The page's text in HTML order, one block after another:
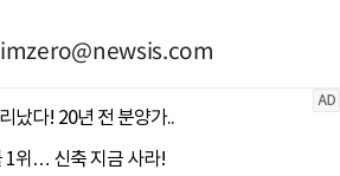
imzero@newsis.com